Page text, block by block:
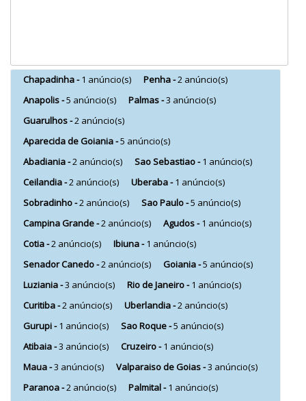
Chapadinha -1 anúncio(s) Penha -2 anúncio(s)
Anapolis -5 anúncio(s) Palmas -3 anúncio(s)
Guarulhos -2 anúncio(s)
Aparecida de Goiania -5 anúncio(s)
Abadiania -2 anúncio(s) Sao Sebastiao -1 anúncio(s)
Ceilandia -2 anúncio(s) Uberaba -1 anúncio(s)
Sobradinho -2 anúncio(s) Sao Paulo -5 anúncio(s)
Campina Grande -2 anúncio(s) Agudos -1 anúncio(s)
Cotia -2 anúncio(s) Ibiuna -1 anúncio(s)
Senador Canedo -2 anúncio(s) Goiania -5 anúncio(s)
Luziania -3 anúncio(s) Rio de Janeiro -1 anúncio(s)
Curitiba -2 anúncio(s) Uberlandia -2 anúncio(s)
Gurupi -1 anúncio(s) Sao Roque -5 anúncio(s)
Atibaia -3 anúncio(s) Cruzeiro -1 anúncio(s)
Maua -3 anúncio(s) Valparaiso de Goias -3 anúncio(s)
Paranoa -2 anúncio(s) Palmital -1 anúncio(s)